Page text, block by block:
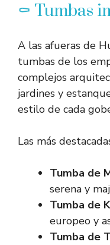
⚰️ Tumbas
A las afueras de
tumbas de los
complejos
jardines y
estilo de cada
Las más
Tumba de
serena y
Tumba de
europeo y
Tumba de